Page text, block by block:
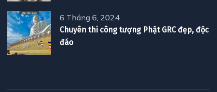
6 Tháng 6, 2024
Chuyên thi công tượng Phật GRC đẹp, độc
đáo